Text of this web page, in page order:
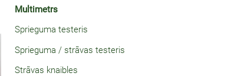
Multimetrs
Sprieguma testeris
Sprieguma / strāvas testeris
Strāvas knaibles